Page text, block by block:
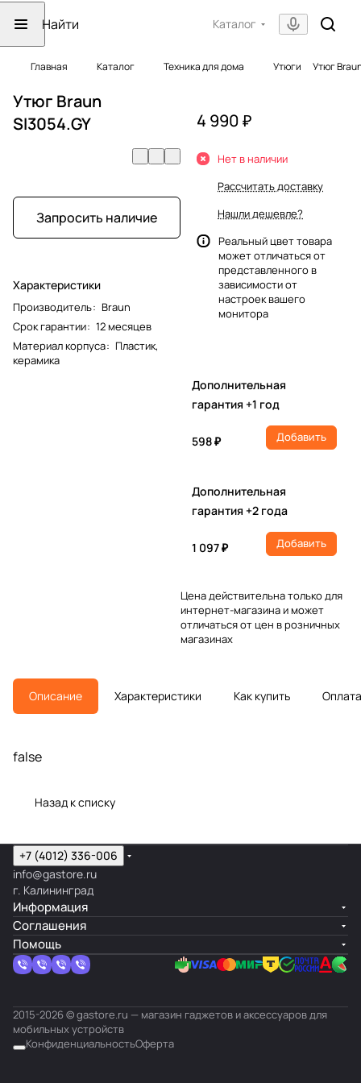
Каталог
Главная Каталог Техника для дома Утюги Утюг
Утюг Braun
SI3054.GY
Запросить наличие
Характеристики
Производитель: Braun
Срок гарантии: 12 месяцев
Материал корпуса: Пластик,
керамика
4 990 ₽
Нет в наличии
Рассчитать доставку
Нашли дешевле?
Реальный цвет товара
может отличаться от
представленного в
зависимости от
настроек вашего
монитора
Дополнительная
гарантия +1 год
598 ₽ Добавить
Дополнительная
гарантия +2 года
1 097 ₽ Добавить
Цена действительна только для
интернет-магазина и может
отличаться от цен в розничных
магазинах
Описание Характеристики Как купить Оплата
false
Назад к списку
+7 (4012) 336-006
info@gastore.ru
г. Калининград
Информация
Соглашения
Помощь
2015-2026 © gastore.ru — магазин гаджетов и аксессуаров для
мобильных устройств
КонфиденциальностьОферта